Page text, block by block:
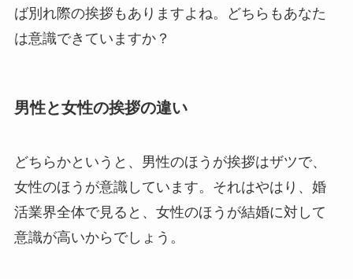
ば別れ際の挨拶もありますよね。どちらもあなた
は意識できていますか？
男性と女性の挨拶の違い
どちらかというと、男性のほうが挨拶はザツで、
女性のほうが意識しています。それはやはり、婚
活業界全体で見ると、女性のほうが結婚に対して
意識が高いからでしょう。